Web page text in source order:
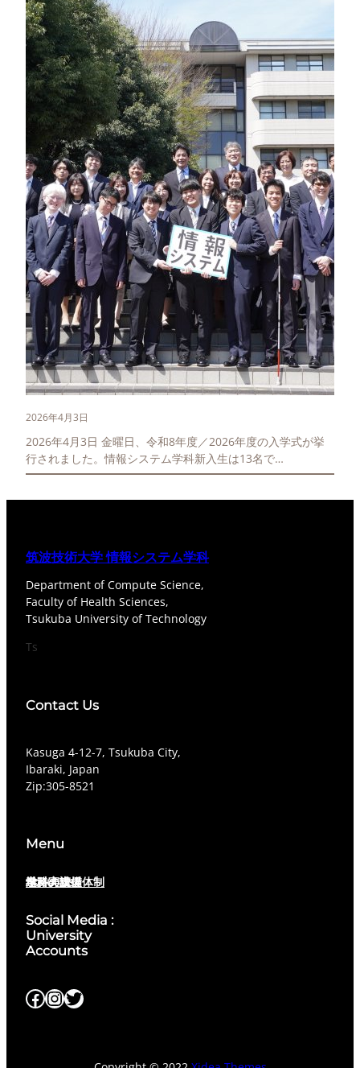
2026年4月3日
2026年4月3日 金曜日、令和8年度／2026年度の入学式が挙
行されました。情報システム学科新入生は13名で…
筑波技術大学 情報システム学科
Department of Compute Science,
Faculty of Health Sciences,
Tsukuba University of Technology
Ts
Contact Us
​Kasuga 4-12-7, Tsukuba City,
Ibaraki, Japan
Zip:305-8521
Menu
About us
学科の支援体制
学科の設備
進路実績
Social Media :
University
Accounts
Facebook InstagramTwitter